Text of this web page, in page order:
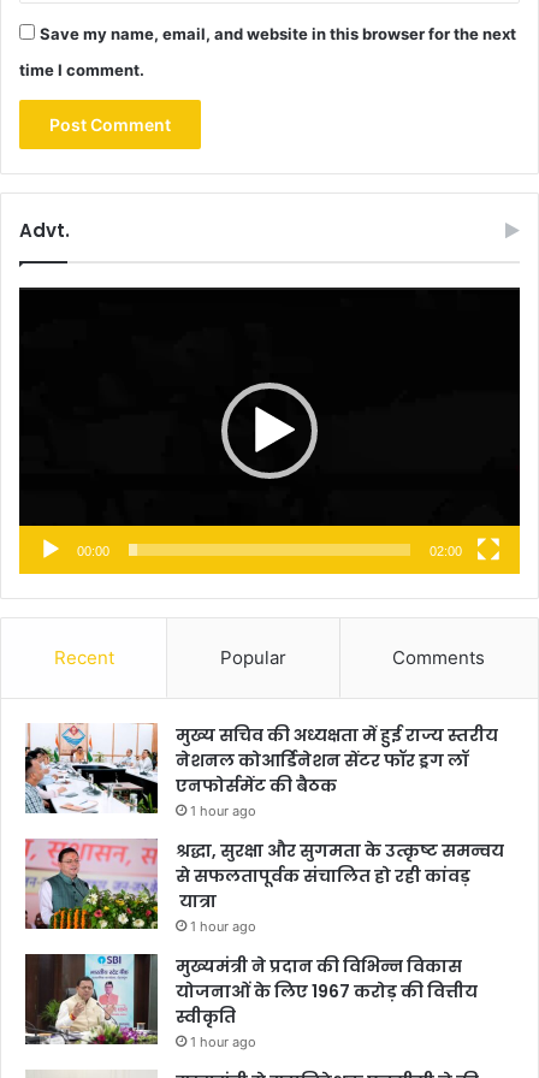
Save my name, email, and website in this browser for the next
time I comment.
Advt.
00:00 02:00
Recent Popular Comments
मुख्य सचिव की अध्यक्षता में हुई राज्य स्तरीय
नेशनल कोआर्डिनेशन सेंटर फॉर ड्रग लॉ
एनफोर्समेंट की बैठक
1 hour ago
श्रद्धा, सुरक्षा और सुगमता के उत्कृष्ट समन्वय
से सफलतापूर्वक संचालित हो रही कांवड़
यात्रा
1 hour ago
मुख्यमंत्री ने प्रदान की विभिन्न विकास
योजनाओं के लिए 1967 करोड़ की वित्तीय
स्वीकृति
1 hour ago